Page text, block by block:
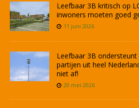
Leefbaar 3B kritisch op
inwoners moeten goed
11 juni 2026
Leefbaar 3B
partijen uit heel
niet af!
20 mei 2026